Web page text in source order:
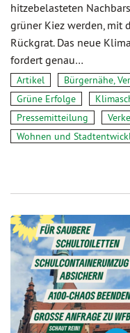
hitzebelasteten
grüner Kiez werden, mit
Rückgrat. Das neue
fordert genau…
Artikel
Bürgernähe,
Grüne Erfolge
Pressemitteilung
Wohnen und